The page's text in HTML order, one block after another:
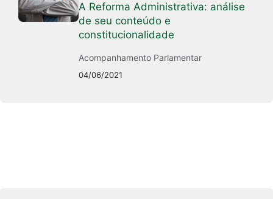
A Reforma Administrativa: análise
de seu conteúdo e
constitucionalidade
Acompanhamento Parlamentar
04/06/2021